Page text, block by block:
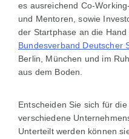
es ausreichend Co-
und Mentoren, sowie
der Startphase an die Hand
Bundesverband Deutscher
Berlin, München und im
aus dem Boden.
Entscheiden Sie sich für
verschiedene
Unterteilt werden können